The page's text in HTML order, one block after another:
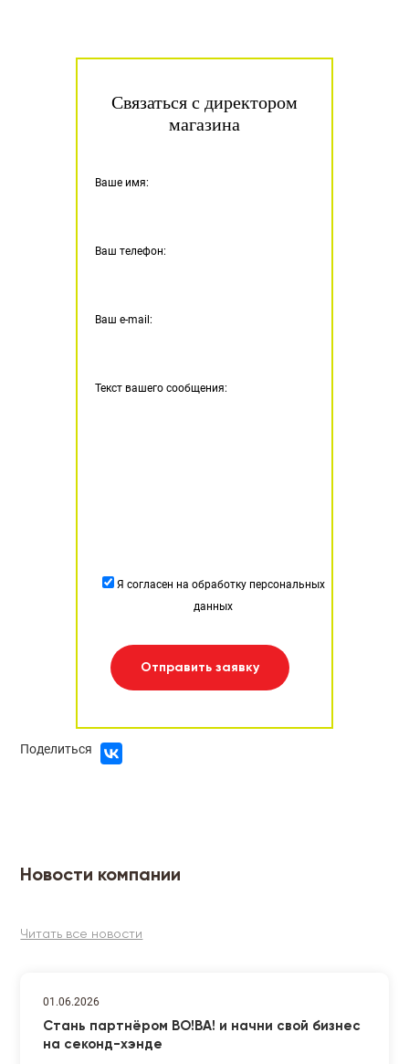
Связаться с директором
магазина
Ваше имя:
Ваш телефон:
Ваш e-mail:
Текст вашего сообщения:
Я согласен на обработку персональных
данных
Отправить заявку
Поделиться
Новости компании
Читать все новости
01.06.2026
Стань партнёром ВО!ВА! и начни свой бизнес
на секонд-хэнде